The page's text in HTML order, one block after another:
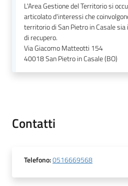
L'Area Gestione del Territorio si
articolato d'interessi che
territorio di San Pietro in Casale
di recupero.
Via Giacomo Matteotti 154
40018San Pietro in Casale (BO)
Contatti
Telefono:0516669568